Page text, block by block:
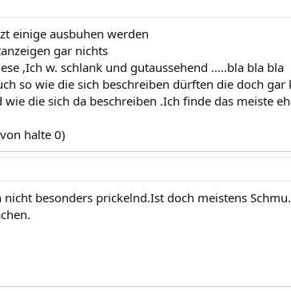
einige ausbuhen werden
gar nichts
,Ich w. schlank und gutaussehend .....bla bla bla
so wie die sich beschreiben dürften die doch
die sich da beschreiben .Ich finde das meiste
halte 0)
besonders prickelnd.Ist doch meistens Schmu.